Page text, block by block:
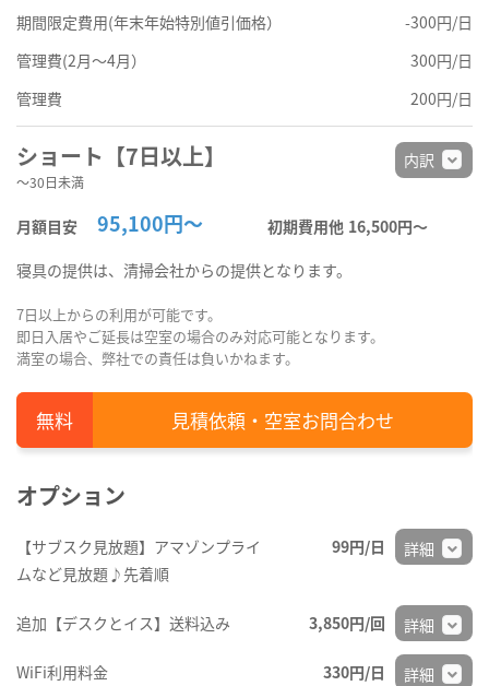
期間限定費用(年末年始特別値引価格）
-300円/日
管理費(2月～4月）
300円/日
管理費
200円/日
ショート【7日以上】
～30日未満
月額目安 95,100円～ 初期費用他 16,500円〜
内訳
寝具の提供は、清掃会社からの提供となります。
7日以上からの利用が可能です。
即日入居やご延長は空室の場合のみ対応可能となります。
満室の場合、弊社での責任は負いかねます。
見積依頼・空室お問合わせ
オプション
【サブスク見放題】アマゾンプライ
ムなど見放題♪先着順
99円/日 詳細
追加【デスクとイス】送料込み 3,850円/回 詳細
WiFi利用料金 330円/日 詳細